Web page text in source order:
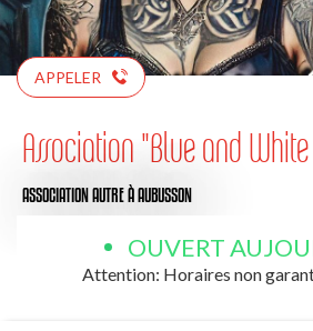
APPELER
Association "Blue and
ASSOCIATION AUTREÀ AUBUSSON
OUVERT
Attention: Horaires non